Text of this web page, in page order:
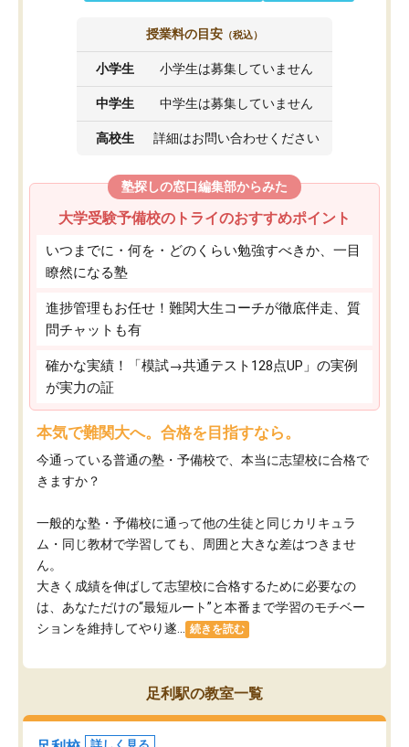
授業料の目安 （税込）
小学生 小学生は募集していません
中学生 中学生は募集していません
高校生 詳細はお問い合わせください
塾探しの窓口編集部からみた
大学受験予備校のトライのおすすめポイント
いつまでに・何を・どのくらい勉強すべきか、一目
瞭然になる塾
進捗管理もお任せ！難関大生コーチが徹底伴走、質
問チャットも有
確かな実績！「模試→共通テスト128点UP」の実例
が実力の証
本気で難関大へ。合格を目指すなら。
今通っている普通の塾・予備校で、本当に志望校に合格で
きますか？
一般的な塾・予備校に通って他の生徒と同じカリキュラ
ム・同じ教材で学習しても、周囲と大きな差はつきませ
ん。
大きく成績を伸ばして志望校に合格するために必要なの
は、あなただけの“最短ルート”と本番まで学習のモチベー
ションを維持してやり遂...
続きを読む
足利駅の教室一覧